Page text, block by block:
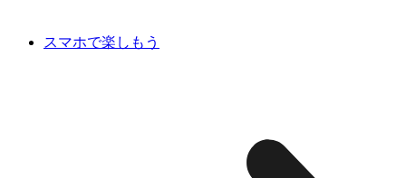
スマホで楽しもう